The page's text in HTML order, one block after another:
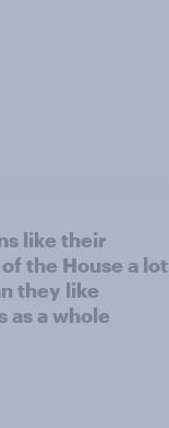
like their
the House a lot
they like
as a whole